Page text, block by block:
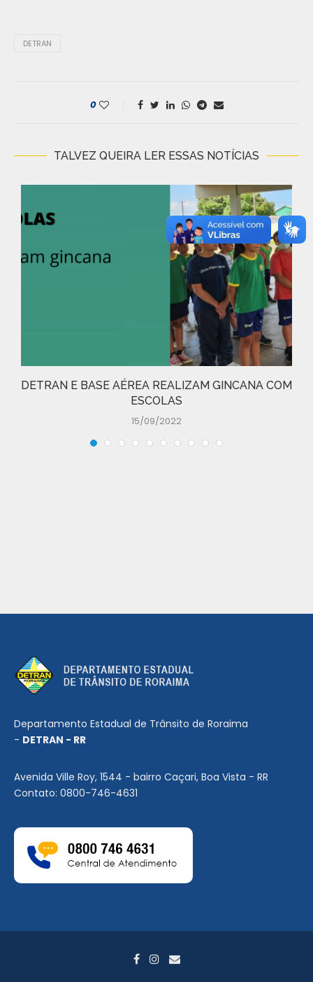
DETRAN
0
TALVEZ QUEIRA LER ESSAS NOTÍCIAS
DETRAN E BASE AÉREA REALIZAM GINCANA COM
ESCOLAS
15/09/2022
Departamento Estadual de Trânsito de Roraima
- DETRAN - RR
Avenida Ville Roy, 1544 - bairro Caçari, Boa Vista - RR
Contato: 0800-746-4631